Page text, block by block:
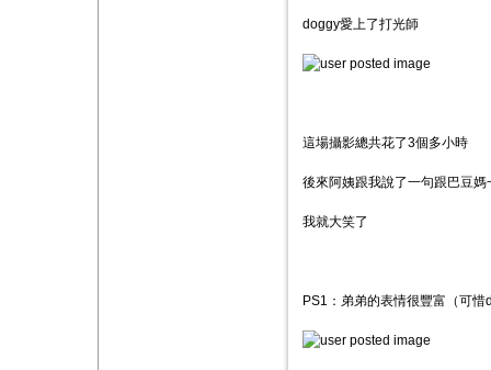
doggy愛上了打光師
這場攝影總共花了3個多小時
後來阿姨跟我說了一句跟巴豆媽
我就大笑了
PS1：弟弟的表情很豐富（可